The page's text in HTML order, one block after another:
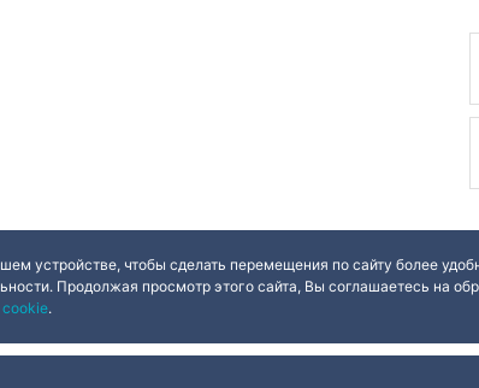
устройстве, чтобы сделать перемещения по сайту более
Продолжая просмотр этого сайта, Вы соглашаетесь на
cookie.